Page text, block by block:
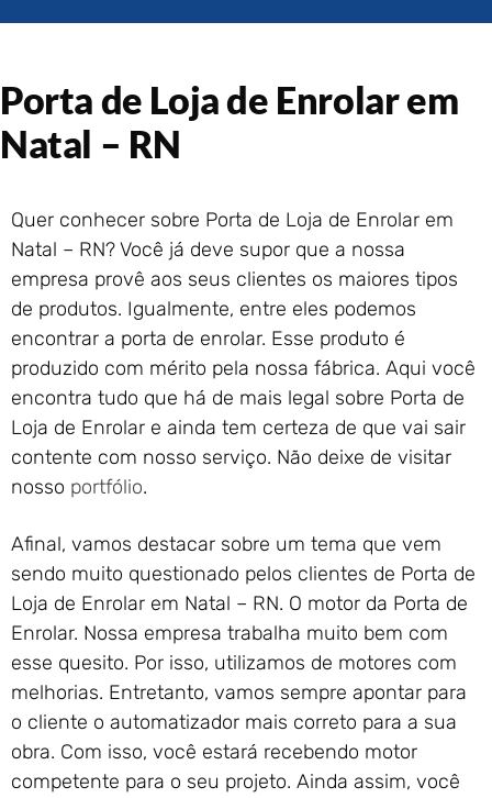
Portão de Garagem de
Enrolar em Queimados – RJ
Enrolar em Paraty – RJ
Portão de Garagem de
Enrolar em Nova Iguaçu – RJ
Portão de Garagem de
Enrolar em Nova Friburgo –
RJ
Porta de Loja de Enrolar em
Natal – RN
Quer conhecer sobre Porta de Loja de Enrolar em
Natal – RN? Você já deve supor que a nossa
empresa provê aos seus clientes os maiores tipos
de produtos. Igualmente, entre eles podemos
encontrar a porta de enrolar. Esse produto é
produzido com mérito pela nossa fábrica. Aqui você
encontra tudo que há de mais legal sobre Porta de
Loja de Enrolar e ainda tem certeza de que vai sair
contente com nosso serviço. Não deixe de visitar
nosso portfólio.
Afinal, vamos destacar sobre um tema que vem
sendo muito questionado pelos clientes de Porta de
Loja de Enrolar em Natal – RN. O motor da Porta de
Enrolar. Nossa empresa trabalha muito bem com
esse quesito. Por isso, utilizamos de motores com
melhorias. Entretanto, vamos sempre apontar para
o cliente o automatizador mais correto para a sua
obra. Com isso, você estará recebendo motor
competente para o seu projeto. Ainda assim, você